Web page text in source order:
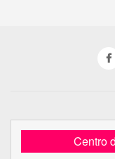
Centro